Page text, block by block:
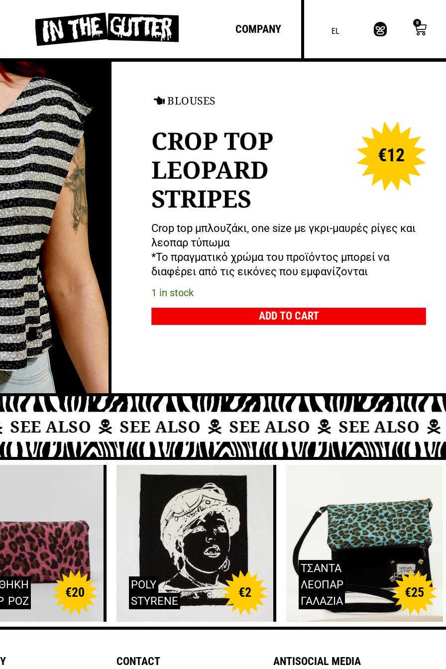
COMPANY EL
0
BLOUSES
CROP TOP
LEOPARD
STRIPES
€12
Crop top μπλουζάκι, one size με γκρι-μαυρές ρίγες και
λεοπαρ τύπωμα
*Το πραγματικό χρώμα του προϊόντος μπορεί να
διαφέρει από τις εικόνες που εμφανίζονται
1 in stock
ADD TO CART
ALSO SEE ALSO SEE ALSO SEE ALSO
ΡΟΖ
€20
POLY
STYRENE
€2
ΤΣΑΝΤΑ
ΛΕΟΠΑΡ
ΓΑΛΑΖΙΑ
€25
CONTACT ANTISOCIAL MEDIA